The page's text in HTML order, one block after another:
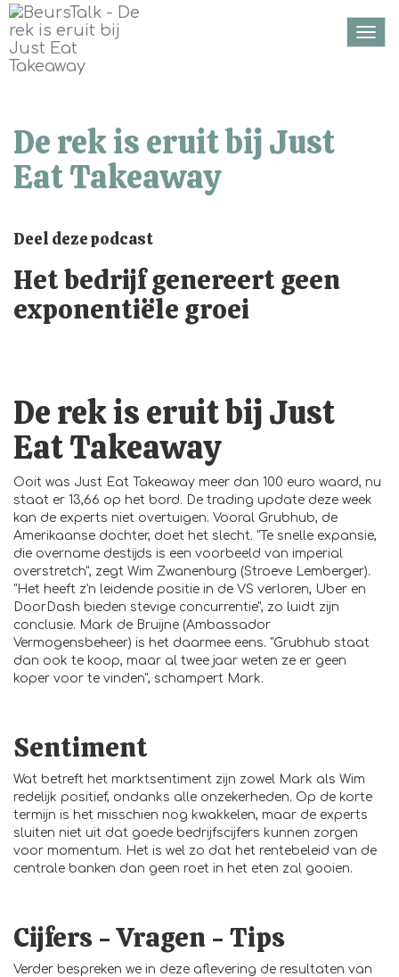
De rek is eruit bij Just
Eat Takeaway
Deel deze podcast
Het bedrijf genereert geen
exponentiële groei
De rek is eruit bij Just
Eat Takeaway
Ooit was Just Eat Takeaway meer dan 100 euro waard, nu
staat er 13,66 op het bord. De trading update deze week
kan de experts niet overtuigen. Vooral Grubhub, de
Amerikaanse dochter, doet het slecht. "Te snelle expansie,
die overname destijds is een voorbeeld van imperial
overstretch", zegt Wim Zwanenburg (Stroeve Lemberger).
"Het heeft z'n leidende positie in de VS verloren, Uber en
DoorDash bieden stevige concurrentie", zo luidt zijn
conclusie. Mark de Bruijne (Ambassador
Vermogensbeheer) is het daarmee eens. "Grubhub staat
dan ook te koop, maar al twee jaar weten ze er geen
koper voor te vinden", schampert Mark.
Sentiment
Wat betreft het marktsentiment zijn zowel Mark als Wim
redelijk positief, ondanks alle onzekerheden. Op de korte
termijn is het misschien nog kwakkelen, maar de experts
sluiten niet uit dat goede bedrijfscijfers kunnen zorgen
voor momentum. Het is wel zo dat het rentebeleid van de
centrale banken dan geen roet in het eten zal gooien.
Cijfers - Vragen - Tips
Verder bespreken we in deze aflevering de resultaten van